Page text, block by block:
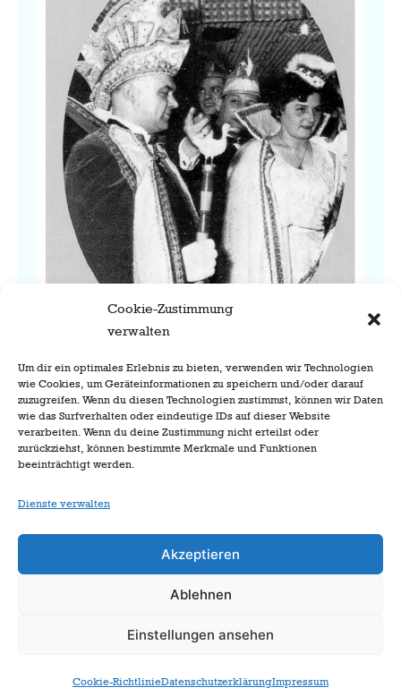
Cookie-Zustimmung
verwalten
Um dir ein optimales Erlebnis zu bieten, verwenden wir Technologien
wie Cookies, um Geräteinformationen zu speichern und/oder darauf
zuzugreifen. Wenn du diesen Technologien zustimmst, können wir Daten
wie das Surfverhalten oder eindeutige IDs auf dieser Website
verarbeiten. Wenn du deine Zustimmung nicht erteilst oder
zurückziehst, können bestimmte Merkmale und Funktionen
beeinträchtigt werden.
Dienste verwalten
Akzeptieren
Ablehnen
Einstellungen ansehen
Cookie-RichtlinieDatenschutzerklärungImpressum
Anton I.Stecher&Henny I.Schlüter